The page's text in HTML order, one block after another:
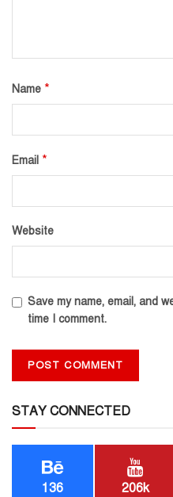
Name *
Email *
Website
Save my name, email, and
time I comment.
STAY CONNECTED
136 206k